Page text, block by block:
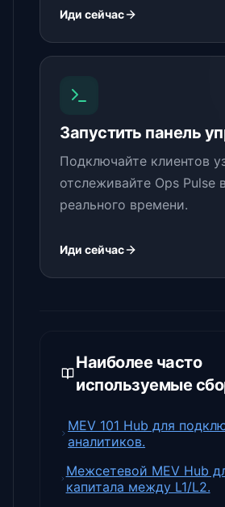
Иди сейчас
Запустить панель
Подключайте клиентов
отслеживайте Ops Pulse
реального времени.
Иди сейчас
Наиболее часто
используемые
MEV 101 Hub для
аналитиков.
Межсетевой MEV Hub
капитала между L1/L2.